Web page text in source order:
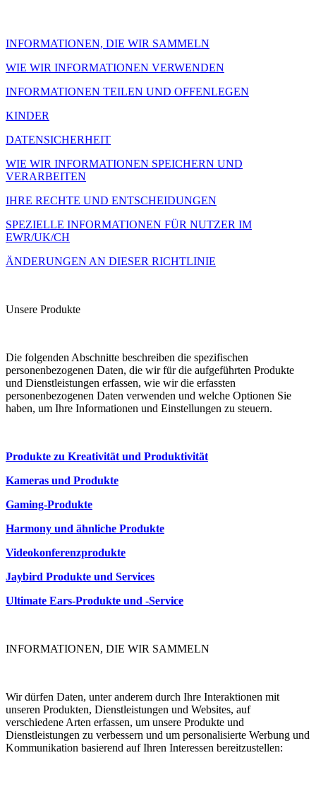
INFORMATIONEN, DIE WIR SAMMELN
WIE WIR INFORMATIONEN VERWENDEN
INFORMATIONEN TEILEN UND OFFENLEGEN
KINDER
DATENSICHERHEIT
WIE WIR INFORMATIONEN SPEICHERN UND
VERARBEITEN
IHRE RECHTE UND ENTSCHEIDUNGEN
SPEZIELLE INFORMATIONEN FÜR NUTZER IM
EWR/UK/CH
ÄNDERUNGEN AN DIESER RICHTLINIE
Unsere Produkte
Die folgenden Abschnitte beschreiben die spezifischen
personenbezogenen Daten, die wir für die aufgeführten Produkte
und Dienstleistungen erfassen, wie wir die erfassten
personenbezogenen Daten verwenden und welche Optionen Sie
haben, um Ihre Informationen und Einstellungen zu steuern.
Produkte zu Kreativität und Produktivität
Kameras und Produkte
Gaming-Produkte
Harmony und ähnliche Produkte
Videokonferenzprodukte
Jaybird Produkte und Services
Ultimate Ears-Produkte und -Service
INFORMATIONEN, DIE WIR SAMMELN
Wir dürfen Daten, unter anderem durch Ihre Interaktionen mit
unseren Produkten, Dienstleistungen und Websites, auf
verschiedene Arten erfassen, um unsere Produkte und
Dienstleistungen zu verbessern und um personalisierte Werbung und
Kommunikation basierend auf Ihren Interessen bereitzustellen: